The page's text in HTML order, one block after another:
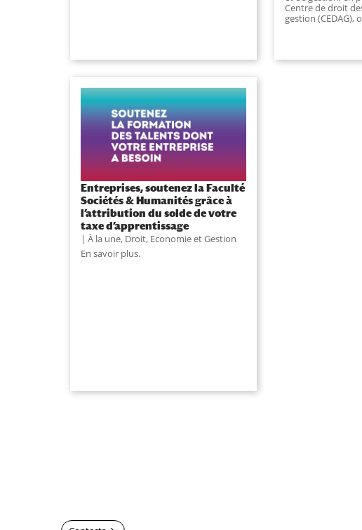
Centre de droit
gestion (CEDAG),
Entreprises, soutenez la Faculté
Sociétés & Humanités grâce à
l’attribution du solde de votre
taxe d’apprentissage
À la une, Droit, Economie et Gestion
En savoir plus.